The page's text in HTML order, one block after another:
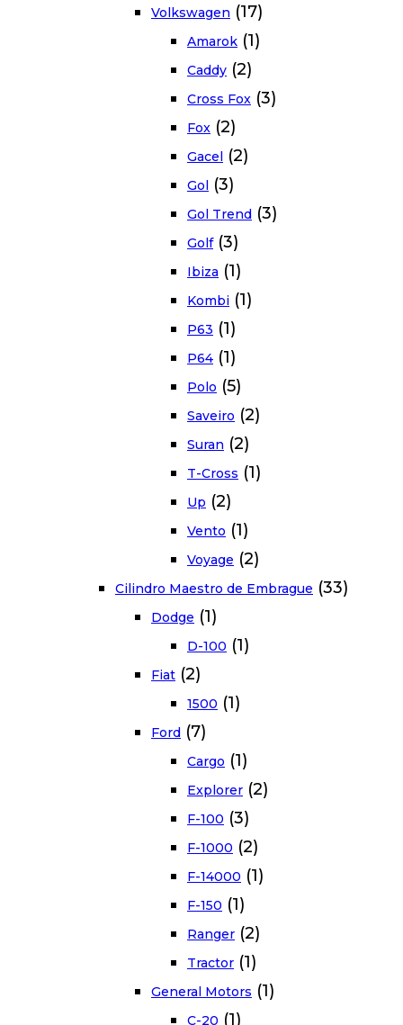
Volkswagen (17)
Amarok (1)
Caddy (2)
Cross Fox (3)
Fox (2)
Gacel (2)
Gol (3)
Gol Trend (3)
Golf (3)
Ibiza (1)
Kombi (1)
P63 (1)
P64 (1)
Polo (5)
Saveiro (2)
Suran (2)
T-Cross (1)
Up (2)
Vento (1)
Voyage (2)
Cilindro Maestro de Embrague (33)
Dodge (1)
D-100 (1)
Fiat (2)
1500 (1)
Ford (7)
Cargo (1)
Explorer (2)
F-100 (3)
F-1000 (2)
F-14000 (1)
F-150 (1)
Ranger (2)
Tractor (1)
General Motors (1)
C-20 (1)